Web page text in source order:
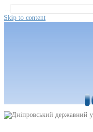
...
Skip to content